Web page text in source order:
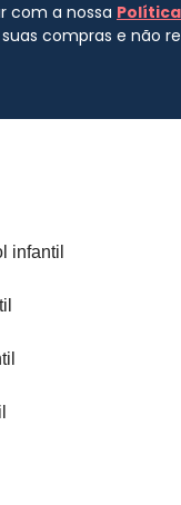
com a nossa
compras e não
infantil